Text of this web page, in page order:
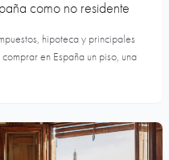
como no residente
hipoteca y principales
en España un piso, una